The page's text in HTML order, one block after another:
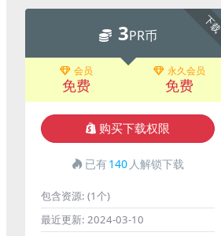
下载
3PR币
会员
免费
永久会员
免费
购买下载权限
已有140 人解锁下载
包含资源: (1个)
最近更新: 2024-03-10